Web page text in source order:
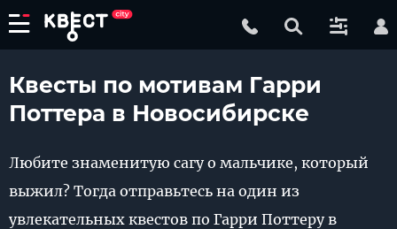
Квесты по мотивам Гарри
Поттера в Новосибирске
Любите знаменитую сагу о мальчике, который
выжил? Тогда отправьтесь на один из
увлекательных квестов по Гарри Поттеру в